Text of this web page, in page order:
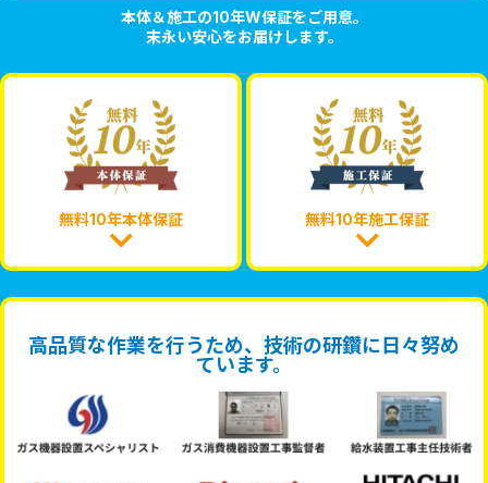
本体＆施工の10年W保証をご用意。
末永い安心をお届けします。
無料10年本体保証 無料10年施工保証
高品質な作業を行うため、技術の研鑽に日々努め
ています。